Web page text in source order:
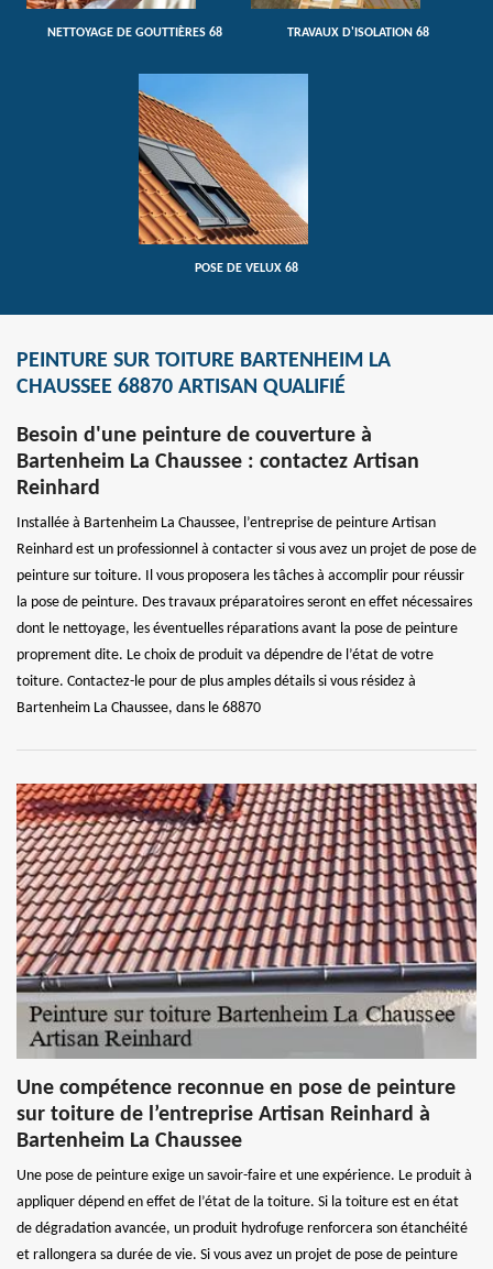
NETTOYAGE DE GOUTTIÈRES 68 TRAVAUX D'ISOLATION 68
POSE DE VELUX 68
PEINTURE SUR TOITURE BARTENHEIM LA
CHAUSSEE 68870 ARTISAN QUALIFIÉ
Besoin d'une peinture de couverture à
Bartenheim La Chaussee : contactez Artisan
Reinhard
Installée à Bartenheim La Chaussee, l’entreprise de peinture Artisan
Reinhard est un professionnel à contacter si vous avez un projet de pose de
peinture sur toiture. Il vous proposera les tâches à accomplir pour réussir
la pose de peinture. Des travaux préparatoires seront en effet nécessaires
dont le nettoyage, les éventuelles réparations avant la pose de peinture
proprement dite. Le choix de produit va dépendre de l’état de votre
toiture. Contactez-le pour de plus amples détails si vous résidez à
Bartenheim La Chaussee, dans le 68870
Une compétence reconnue en pose de peinture
sur toiture de l’entreprise Artisan Reinhard à
Bartenheim La Chaussee
Une pose de peinture exige un savoir-faire et une expérience. Le produit à
appliquer dépend en effet de l’état de la toiture. Si la toiture est en état
de dégradation avancée, un produit hydrofuge renforcera son étanchéité
et rallongera sa durée de vie. Si vous avez un projet de pose de peinture